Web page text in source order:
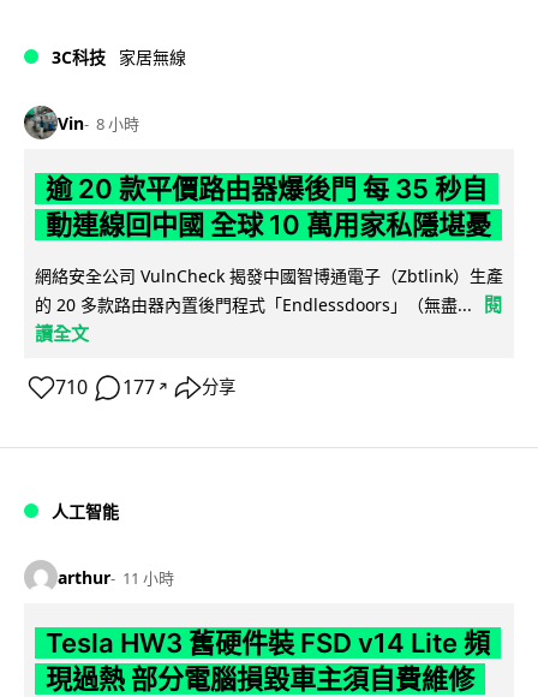
3C科技 家居無線
Vin 8 小時
逾 20 款平價路由器爆後門 每 35 秒自
動連線回中國 全球 10 萬用家私隱堪憂
網絡安全公司 VulnCheck 揭發中國智博通電子（Zbtlink）生產
的 20 多款路由器內置後門程式「Endlessdoors」（無盡...
閱
讀全文
710 177 ↗ 分享
人工智能
arthur 11 小時
Tesla HW3 舊硬件裝 FSD v14 Lite 頻
現過熱 部分電腦損毀車主須自費維修